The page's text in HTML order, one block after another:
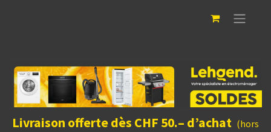
Livraison offerte dès CHF 50.– d’achat (hors